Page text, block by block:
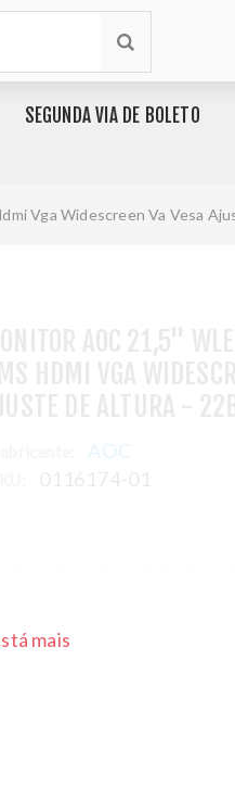
SEGUNDA VIA DE BOLETO
Vga Widescreen Va Vesa
mais
AOC